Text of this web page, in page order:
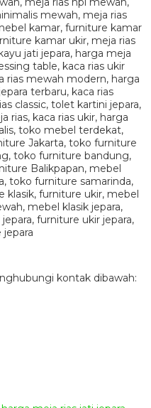
kontak dibawah: